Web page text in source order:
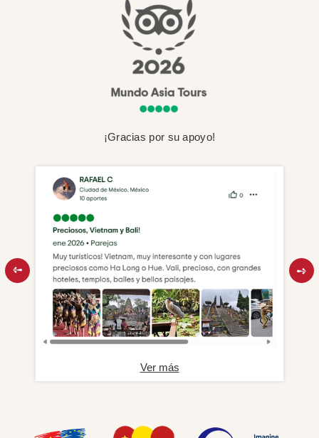
¡Gracias por su apoyo!
Ver más